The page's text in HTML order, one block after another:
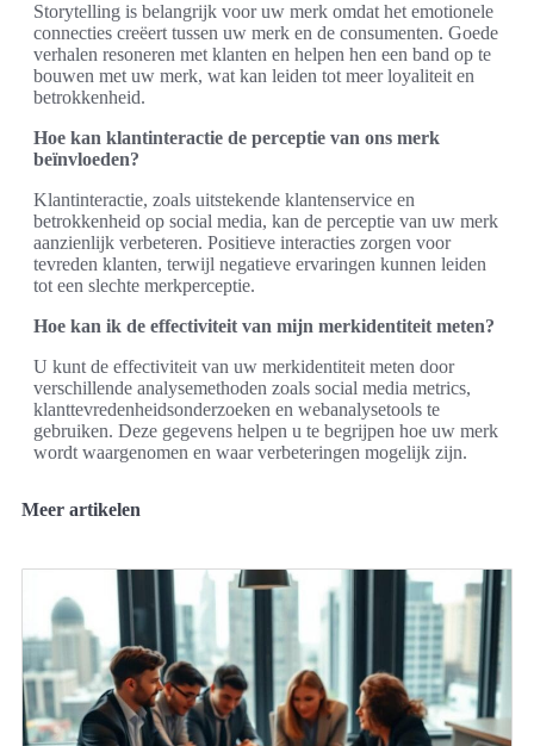
Storytelling is belangrijk voor uw merk omdat het emotionele
connecties creëert tussen uw merk en de consumenten. Goede
verhalen resoneren met klanten en helpen hen een band op te
bouwen met uw merk, wat kan leiden tot meer loyaliteit en
betrokkenheid.
Hoe kan klantinteractie de perceptie van ons merk
beïnvloeden?
Klantinteractie, zoals uitstekende klantenservice en
betrokkenheid op social media, kan de perceptie van uw merk
aanzienlijk verbeteren. Positieve interacties zorgen voor
tevreden klanten, terwijl negatieve ervaringen kunnen leiden
tot een slechte merkperceptie.
Hoe kan ik de effectiviteit van mijn merkidentiteit meten?
U kunt de effectiviteit van uw merkidentiteit meten door
verschillende analysemethoden zoals social media metrics,
klanttevredenheidsonderzoeken en webanalysetools te
gebruiken. Deze gegevens helpen u te begrijpen hoe uw merk
wordt waargenomen en waar verbeteringen mogelijk zijn.
Meer artikelen